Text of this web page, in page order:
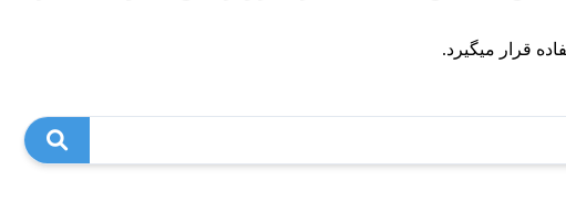
قرار میگیرد.